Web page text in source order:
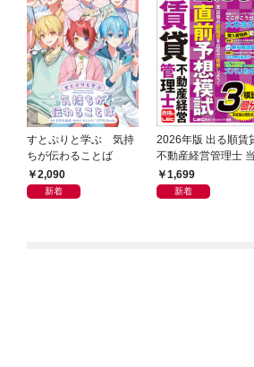
すとぷりと学ぶ 気持
ちが伝わることば
2,090
新着
2026年版 出る順賃
不動産経営管理士
る！直前予想模試
1,699
新着